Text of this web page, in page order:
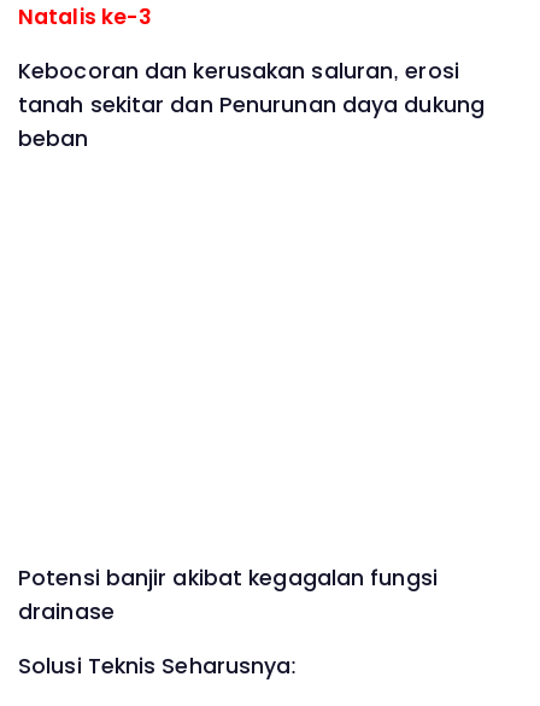
Natalis ke-3
Kebocoran dan kerusakan saluran, erosi
tanah sekitar dan Penurunan daya dukung
beban
Potensi banjir akibat kegagalan fungsi
drainase
Solusi Teknis Seharusnya: